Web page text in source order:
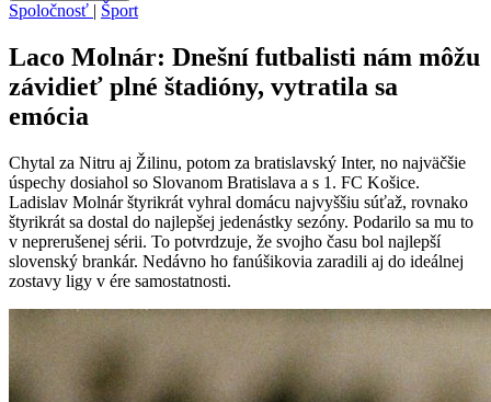
Spoločnosť | Šport
Laco Molnár: Dnešní futbalisti nám môžu
závidieť plné štadióny, vytratila sa
emócia
Chytal za Nitru aj Žilinu, potom za bratislavský Inter, no najväčšie
úspechy dosiahol so Slovanom Bratislava a s 1. FC Košice.
Ladislav Molnár štyrikrát vyhral domácu najvyššiu súťaž, rovnako
štyrikrát sa dostal do najlepšej jedenástky sezóny. Podarilo sa mu to
v neprerušenej sérii. To potvrdzuje, že svojho času bol najlepší
slovenský brankár. Nedávno ho fanúšikovia zaradili aj do ideálnej
zostavy ligy v ére samostatnosti.